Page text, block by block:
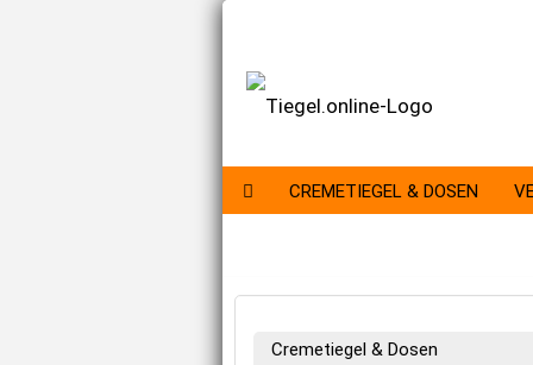
CREMETIEGEL & DOSEN
Cremetiegel & Dosen